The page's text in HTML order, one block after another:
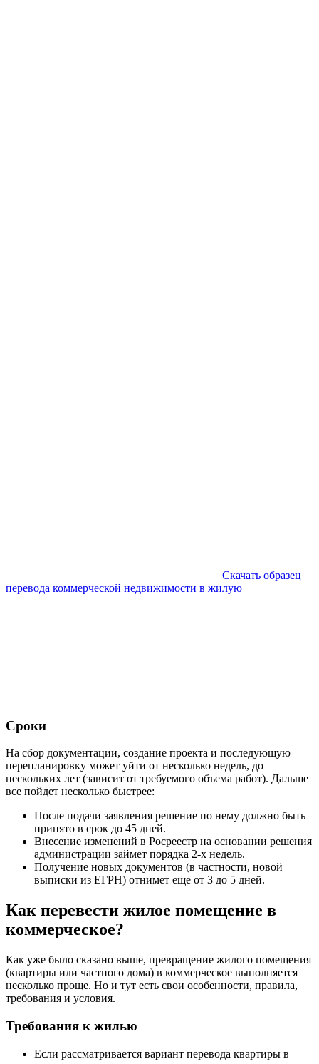
Скачать образец
перевода коммерческой недвижимости в жилую
Сроки
На сбор документации, создание проекта и последующую
перепланировку может уйти от несколько недель, до
нескольких лет (зависит от требуемого объема работ). Дальше
все пойдет несколько быстрее:
После подачи заявления решение по нему должно быть
принято в срок до 45 дней.
Внесение изменений в Росреестр на основании решения
администрации займет порядка 2-х недель.
Получение новых документов (в частности, новой
выписки из ЕГРН) отнимет еще от 3 до 5 дней.
Как перевести жилое помещение в
коммерческое?
Как уже было сказано выше, превращение жилого помещения
(квартиры или частного дома) в коммерческое выполняется
несколько проще. Но и тут есть свои особенности, правила,
требования и условия.
Требования к жилью
Если рассматривается вариант перевода квартиры в